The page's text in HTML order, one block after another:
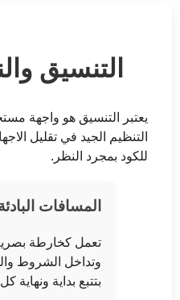
التنسيق
يعتبر التنسيق هو واجهة
التنظيم الجيد في تقليل
للكود بمجرد النظر.
المسافات
تعمل كخارطة
وتداخل الشروط
بتتبع بداية ونهاية